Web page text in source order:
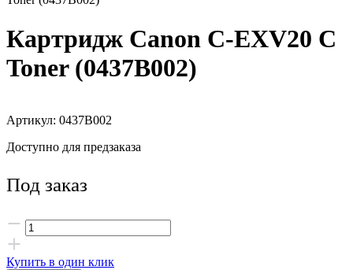
Картридж Canon C-EXV20 C
Toner (0437B002)
Артикул: 0437B002
Доступно для предзаказа
Под заказ
Купить в один клик